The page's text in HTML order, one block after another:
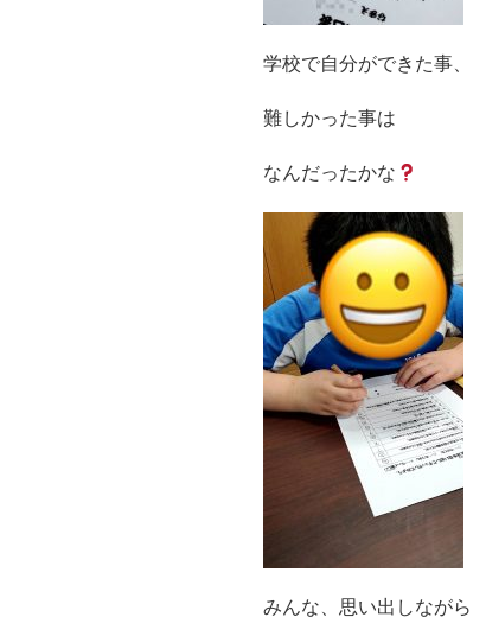
学校で自分ができた事、
難しかった事は
なんだったかな
みんな、思い出しながら